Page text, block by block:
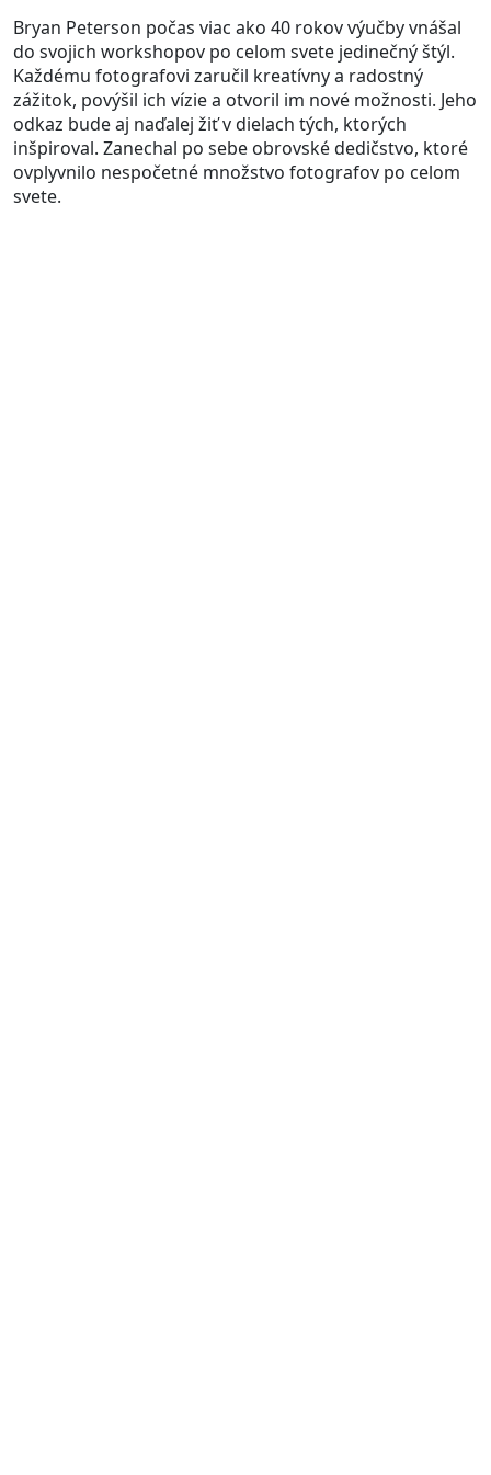
Bryan Peterson počas viac ako 40 rokov výučby vnášal
do svojich workshopov po celom svete jedinečný štýl.
Každému fotografovi zaručil kreatívny a radostný
zážitok, povýšil ich vízie a otvoril im nové možnosti. Jeho
odkaz bude aj naďalej žiť v dielach tých, ktorých
inšpiroval. Zanechal po sebe obrovské dedičstvo, ktoré
ovplyvnilo nespočetné množstvo fotografov po celom
svete.